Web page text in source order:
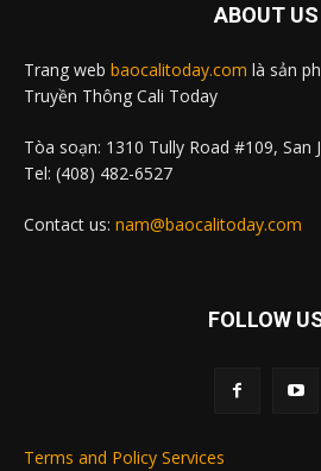
ABOUT US
Trang web baocalitoday.com là sản
Truyền Thông Cali Today
Tòa soạn: 1310 Tully Road #109, San
Tel: (408) 482-6527
Contact us: nam@baocalitoday.com
FOLLOW
Terms and Policy Services